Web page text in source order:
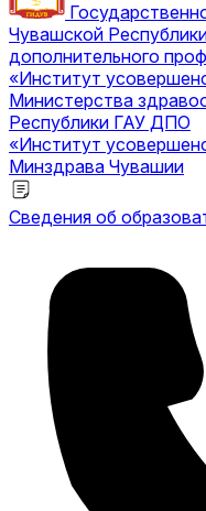
Чувашской
дополнительного
«Институт
Министерства
Республики ГАУ ДПО
«Институт
Минздрава Чувашии
Сведения об